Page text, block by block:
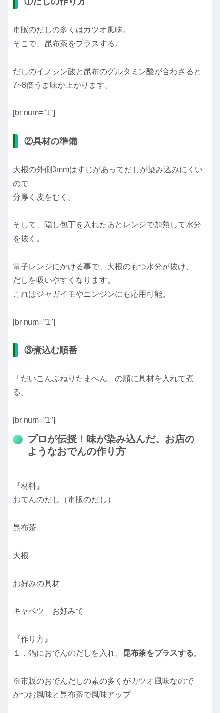
市販のだしの多くはカツオ風味。
そこで、昆布茶をプラスする。
だしのイノシン酸と昆布のグルタミン酸が合わさると
7~8倍うま味が上がります。
[br num=”1″]
②具材の準備
大根の外側3mmはすじがあってだしが染み込みにくい
ので
分厚く皮をむく。
そして、隠し包丁を入れたあとレンジで加熱して水分
を抜く。
電子レンジにかける事で、大根のもつ水分が抜け、
だしを吸いやすくなります。
これはジャガイモやニンジンにも応用可能。
[br num=”1″]
③煮込む順番
「だいこんぶねりたまぺん」の順に具材を入れて煮
る。
[br num=”1″]
プロが伝授！味が染み込んだ、お店の
ようなおでんの作り方
『材料』
おでんのだし（市販のだし）
昆布茶
大根
お好みの具材
キャベツ お好みで
『作り方』
１．鍋におでんのだしを入れ、 昆布茶をプラスする。
※市販のおでんだしの素の多くがカツオ風味なので
かつお風味と昆布茶で風味アップ